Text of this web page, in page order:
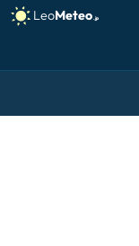
ICON モ